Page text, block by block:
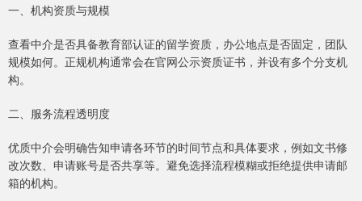
一、机构资质与规模
查看中介是否具备教育部认证的留学资质，办公地点是否固定，团队
规模如何。正规机构通常会在官网公示资质证书，并设有多个分支机
构。
二、服务流程透明度
优质中介会明确告知申请各环节的时间节点和具体要求，例如文书修
改次数、申请账号是否共享等。避免选择流程模糊或拒绝提供申请邮
箱的机构。